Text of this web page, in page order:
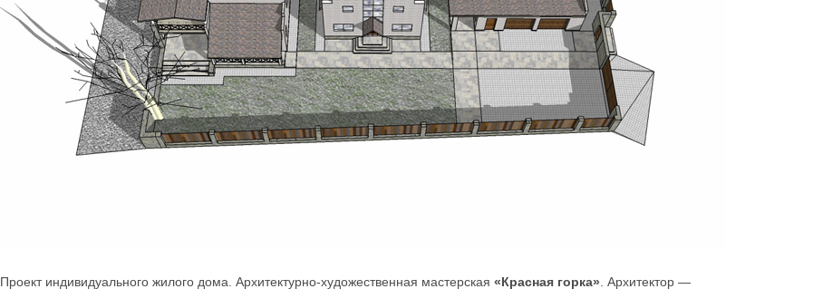
Проект индивидуального жилого дома. Архитектурно-художественная мастерская«Красная горка» . Архитектор —